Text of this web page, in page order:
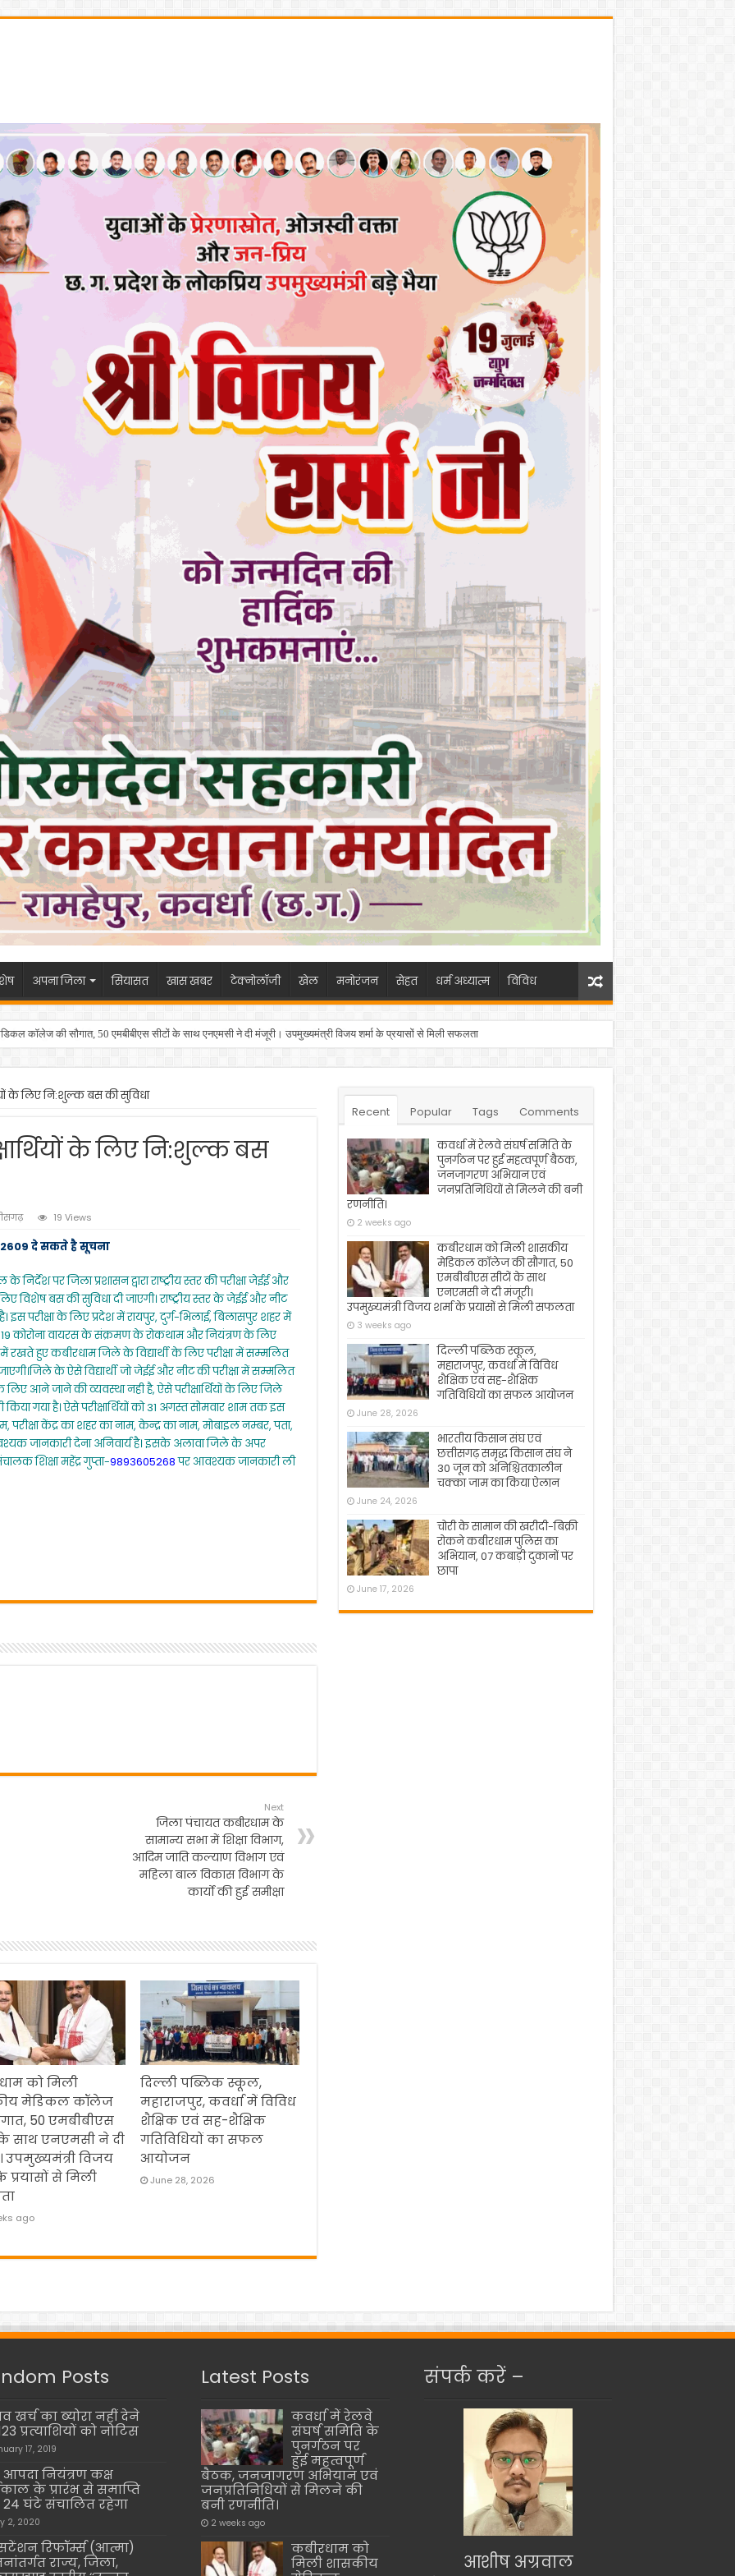
अपना जिला सियासत खास खबर टेक्नोलॉजी खेल मनोरंजन सेहत धर्म अध्यात्म विविध
कॉलेज की सौगात, 50 एमबीबीएस सीटों के साथ एनएमसी ने दी मंजूरी। उपमुख्यमंत्री विजय शर्मा के प्रयासों से मिली सफलता
के लिए नि:शुल्क बस की सुविधा
के लिए नि:शुल्क बस
19 Views
दे सकते है सूचना
पर जिला प्रशासन द्वारा राष्ट्रीय स्तर की परीक्षा जेईई और
विशेष बस की सुविधा दी जाएगी। राष्ट्रीय स्तर के जेईई और नीट
इस परीक्षा के लिए प्रदेश में रायपुर, दुर्ग-भिलाई, बिलासपुर शहर में
19 कोरोना वायरस के संक्रमण के रोकथाम और नियंत्रण के लिए
रखते हुए कबीरधाम जिले के विद्यार्थी के लिए परीक्षा में सम्मलित
के ऐसे विद्यार्थी जो जेईई और नीट की परीक्षा में सम्मलित
लिए आने जाने की व्यवस्था नही है, ऐसे परीक्षार्थियों के लिए जिले
किया गया है। ऐसे परीक्षार्थियों को 31 अगस्त सोमवार शाम तक इस
केंद्र का शहर का नाम, केन्द्र का नाम, मोबाइल नम्बर, पता,
जानकारी देना अनिवार्य है। इसके अलावा जिले के अपर
शिक्षा महेंद्र गुप्ता-9893605268पर आवश्यक जानकारी ली
Next
जिला पंचायत कबीरधाम के
सामान्य सभा में शिक्षा विभाग,
आदिम जाति कल्याण विभाग एवं
महिला बाल विकास विभाग के
कार्यो की हुई समीक्षा
को मिली
मेडिकल कॉलेज
50 एमबीबीएस
साथ एनएमसी ने दी
उपमुख्यमंत्री विजय
प्रयासों से मिली
ago
दिल्ली पब्लिक स्कूल,
महाराजपुर, कवर्धा में विविध
शैक्षिक एवं सह-शैक्षिक
गतिविधियों का सफल
आयोजन
June 28, 2026
Recent Popular Tags Comments
कवर्धा में रेलवे संघर्ष समिति के
पुनर्गठन पर हुई महत्वपूर्ण बैठक,
जनजागरण अभियान एवं
जनप्रतिनिधियों से मिलने की बनी
रणनीति।
2 weeks ago
कबीरधाम को मिली शासकीय
मेडिकल कॉलेज की सौगात, 50
एमबीबीएस सीटों के साथ
एनएमसी ने दी मंजूरी।
उपमुख्यमंत्री विजय शर्मा के प्रयासों से मिली सफलता
3 weeks ago
दिल्ली पब्लिक स्कूल,
महाराजपुर, कवर्धा में विविध
शैक्षिक एवं सह-शैक्षिक
गतिविधियों का सफल आयोजन
June 28, 2026
भारतीय किसान संघ एवं
छत्तीसगढ़ समृद्ध किसान संघ ने
30 जून को अनिश्चितकालीन
चक्का जाम का किया ऐलान
June 24, 2026
चोरी के सामान की खरीदी-बिक्री
रोकने कबीरधाम पुलिस का
अभियान, 07 कबाड़ी दुकानों पर
छापा
June 17, 2026
Posts
खर्च का ब्योरा नहीं देने
प्रत्याशियों को नोटिस
17, 2019
आपदा नियंत्रण कक्ष
के प्रारंभ से समाप्ति
घंटे संचालित रहेगा
2, 2020
रिफॉर्म्स (आत्मा)
राज्य, जिला,
Latest Posts
कवर्धा में रेलवे
संघर्ष समिति के
पुनर्गठन पर
हुई महत्वपूर्ण
बैठक, जनजागरण अभियान एवं
जनप्रतिनिधियों से मिलने की
बनी रणनीति।
2 weeks ago
कबीरधाम को
मिली शासकीय
संपर्क करें –
आशीष अग्रवाल